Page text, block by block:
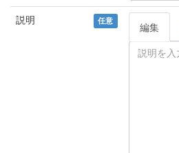
説明 任意 編集